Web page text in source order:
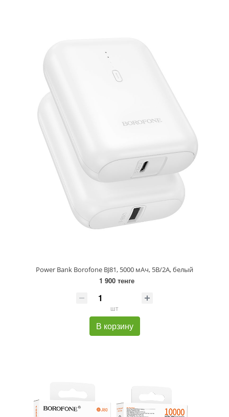
Power Bank Borofone BJ81, 5000 мАч, 5B/2A, белый
1 900 тенге
шт
В корзину